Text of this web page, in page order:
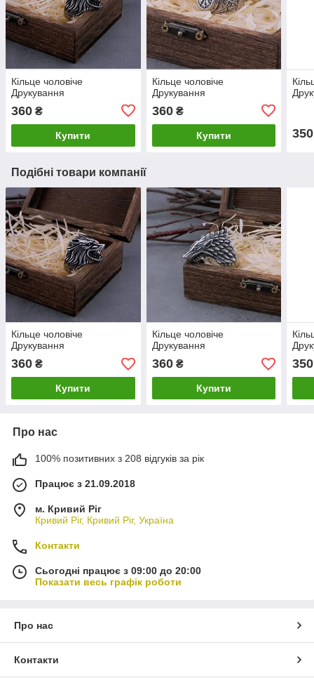
Кільце чоловіче
Друкування
360 ₴
Купити
Кільце чоловіче
Друкування
360₴
Купити 350
Подібні товари компанії
Кільце чоловіче
Друкування
360 ₴
Купити
Кільце чоловіче
Друкування
360₴
Купити
350
Про нас
100% позитивних з 208 відгуків за рік
Працює з 21.09.2018
м. Кривий Ріг
Кривий Ріг, Кривий Ріг, Україна
Контакти
Сьогодні працює з 09:00 до 20:00
Показати весь графік роботи
Про нас
Контакти